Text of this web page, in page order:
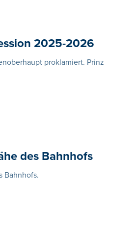
2025-2026
proklamiert. Prinz
des Bahnhofs
Bahnhofs.